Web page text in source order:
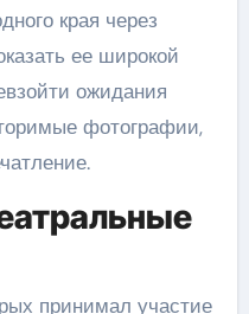
края через
ее широкой
ожидания
фотографии,
принимал участие